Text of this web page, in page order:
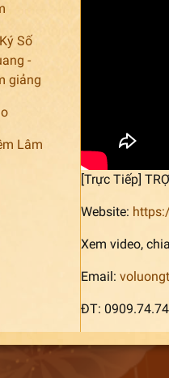
Số
-
giảng
Lâm
[Trực Tiếp]
Website:
Xem video,
Email:
ĐT: